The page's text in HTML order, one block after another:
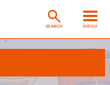
SEARCH MENU